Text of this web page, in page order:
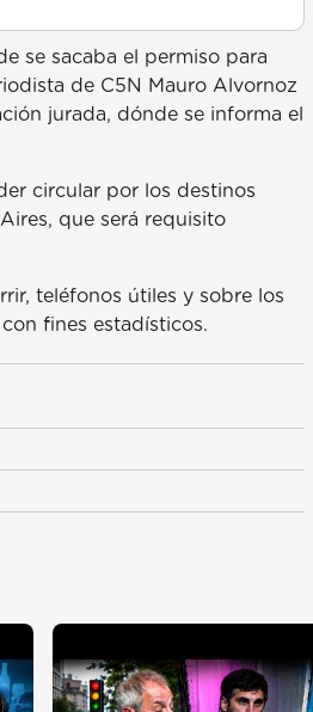
se sacaba el permiso para
de C5N Mauro Alvornoz
jurada, dónde se informa el
circular por los destinos
que será requisito
teléfonos útiles y sobre los
fines estadísticos.